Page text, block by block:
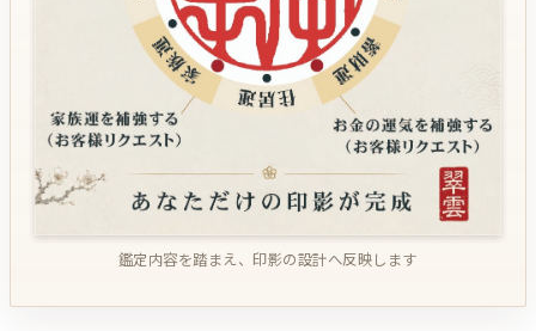
鑑定内容を踏まえ、印影の設計へ反映します